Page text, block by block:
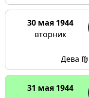
30 мая 1944
вторник
Дева ♍
31 мая 1944